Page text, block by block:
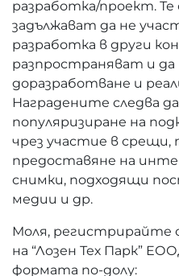
разработка/проект.
задължават да не
разработка в други
разпространяват и да
доразработване и
Наградените следва
популяризиране на
чрез участие в срещи,
предоставяне на
снимки, подходящи
медии и др.
Моля, регистрирайте
на “Лозен Тех Парк”
формата по-долу: